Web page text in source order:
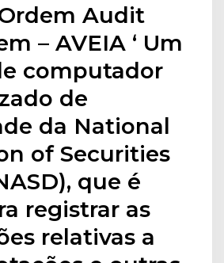
Audit
– AVEIA ‘ Um
computador
de
da National
of Securities
que é
registrar as
relativas a